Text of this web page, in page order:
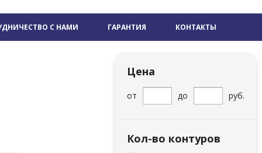
С НАМИ ГАРАНТИЯ КОНТАКТЫ
Цена
от до руб.
Кол-во контуров